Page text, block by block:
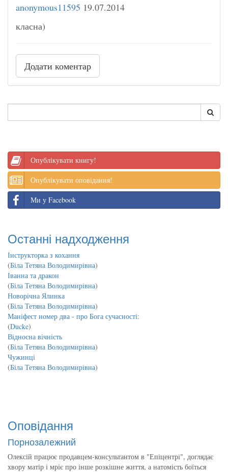
anonymous11595 19.07.2014
класна)
Додати коментар
Опублікувати книгу!
Опублікувати оповідання!
Ми у Facebook
Останні надходження
Інструкторка з кохання
(Біла Тетяна Володимирівна)
Іванна та дракон
(Біла Тетяна Володимирівна)
Новорічна Ялинка
(Біла Тетяна Володимирівна)
Маніфест номер два - про Бога сучасності:
(Ducke)
Відносна вічність
(Біла Тетяна Володимирівна)
Чужинці
(Біла Тетяна Володимирівна)
Оповідання
Порнозалежний
Олексій працює продавцем-консультантом в "Епіцентрі", доглядає
хвору матір і мріє про інше розкішне життя, а натомість боїться